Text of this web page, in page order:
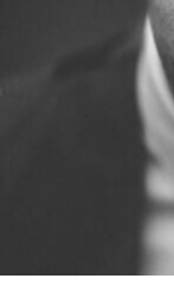
Zum Hauptinhalt
Erklärung zur